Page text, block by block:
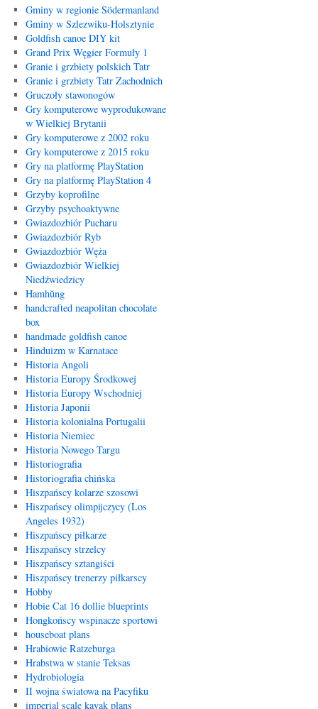
Gminy w regionie Södermanland
Gminy w Szlezwiku-Holsztynie
Goldfish canoe DIY kit
Grand Prix Węgier Formuły 1
Granie i grzbiety polskich Tatr
Granie i grzbiety Tatr Zachodnich
Gruczoły stawonogów
Gry komputerowe wyprodukowane
w Wielkiej Brytanii
Gry komputerowe z 2002 roku
Gry komputerowe z 2015 roku
Gry na platformę PlayStation
Gry na platformę PlayStation 4
Grzyby koprofilne
Grzyby psychoaktywne
Gwiazdozbiór Pucharu
Gwiazdozbiór Ryb
Gwiazdozbiór Węża
Gwiazdozbiór Wielkiej
Niedźwiedzicy
Hamhŭng
handcrafted neapolitan chocolate
box
handmade goldfish canoe
Hinduizm w Karnatace
Historia Angoli
Historia Europy Środkowej
Historia Europy Wschodniej
Historia Japonii
Historia kolonialna Portugalii
Historia Niemiec
Historia Nowego Targu
Historiografia
Historiografia chińska
Hiszpańscy kolarze szosowi
Hiszpańscy olimpijczycy (Los
Angeles 1932)
Hiszpańscy piłkarze
Hiszpańscy strzelcy
Hiszpańscy sztangiści
Hiszpańscy trenerzy piłkarscy
Hobby
Hobie Cat 16 dollie blueprints
Hongkońscy wspinacze sportowi
houseboat plans
Hrabiowie Ratzeburga
Hrabstwa w stanie Teksas
Hydrobiologia
II wojna światowa na Pacyfiku
imperial scale kayak plans